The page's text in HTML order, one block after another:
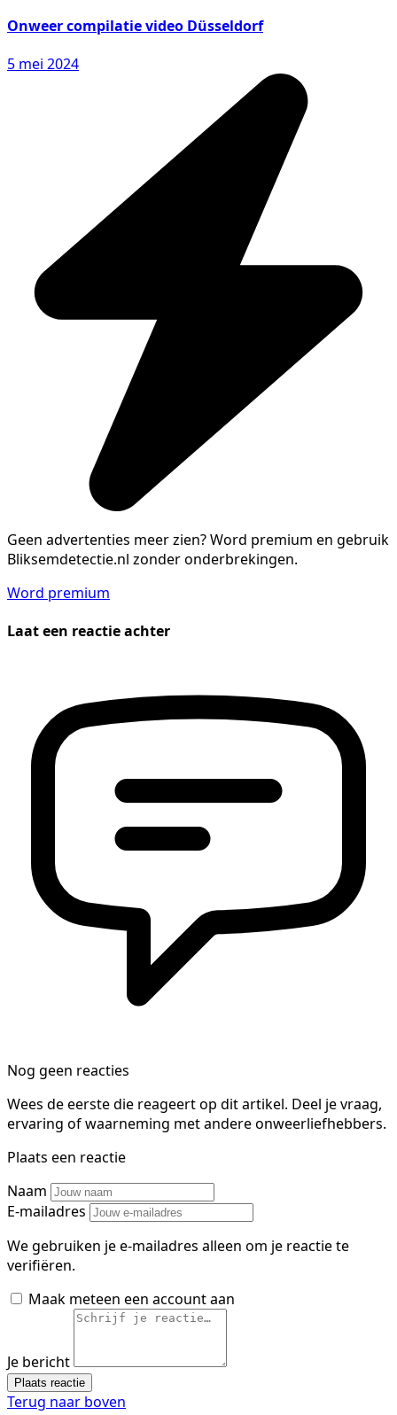
Onweer compilatie video Düsseldorf
5 mei 2024
Geen advertenties meer zien?Word premium en gebruik
Bliksemdetectie.nl zonder onderbrekingen.
Word premium
Laat een reactie achter
Nog geen reacties
Wees de eerste die reageert op dit artikel. Deel je vraag,
ervaring of waarneming met andere onweerliefhebbers.
Plaats een reactie
Naam
E-mailadres
We gebruiken je e-mailadres alleen om je reactie te
verifiëren.
Maak meteen een account aan
Je bericht
Plaats reactie
Terug naar boven